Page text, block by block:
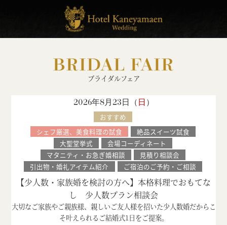
BRIDAL FAIR
ブライダルフェア
2026年8月23日（日）
おすすめ
シェフ厳選、美食料理の試食
絶品スイーツ試食
大聖堂挙式
会場コーディネート
マタニティ・お急ぎ婚相談
見積り相談会
引出物・婚礼アイテム紹介
ご宿泊のご予約・ご相談
【少人数・家族婚を検討の方へ】本格料理でおもてな
し 少人数プラン相談会
大切なご家族やご親族様、親しいご友人様を招いた少人数婚だからこ
そ叶えられるご結婚式1日をご提案。